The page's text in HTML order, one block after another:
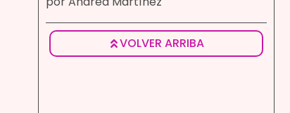
Valorado
5
VOLVER ARRIBA